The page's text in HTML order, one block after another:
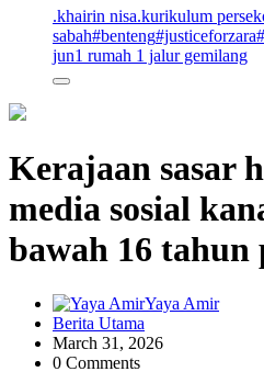
.khairin nisa.kurikulum
sabah#benteng#justiceforzara
jun1 rumah 1 jalur gemilang
Kerajaan sasar
media sosial
bawah 16 tahun
Yaya Amir
Berita Utama
March 31, 2026
0 Comments